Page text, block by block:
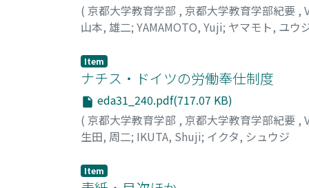
( 京都大学教育学部 , 京都大学教育学部紀要 ,
山本, 雄二; YAMAMOTO, Yuji; ヤマモト, ユウ
Item
ナチス・ドイツの労働奉仕制度
eda31_240.pdf(717.07 KB)
( 京都大学教育学部 , 京都大学教育学部紀要 ,
生田, 周二; IKUTA, Shuji; イクタ, シュウジ
Item